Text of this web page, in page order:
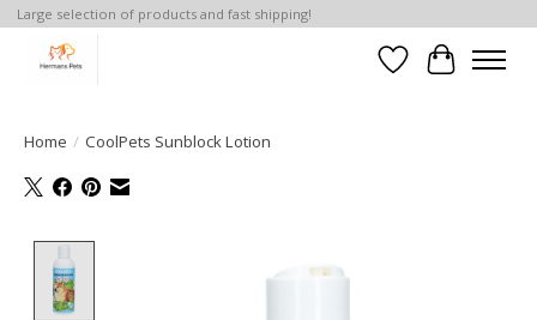
Large selection of products and fast shipping!
Verlanglijst
Home / CoolPets Sunblock Lotion